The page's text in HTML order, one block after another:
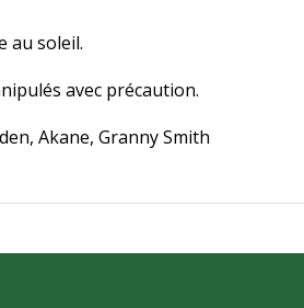
au soleil.
avec précaution.
Akane, Granny Smith